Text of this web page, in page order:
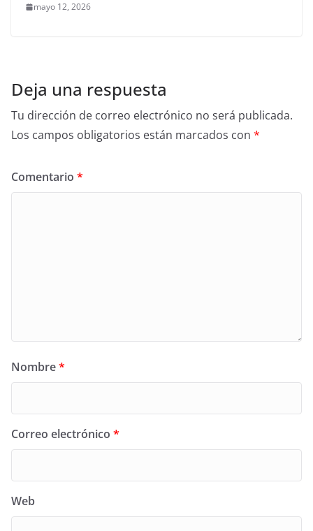
mayo 12, 2026
Deja una respuesta
Tu dirección de correo electrónico no será publicada.
Los campos obligatorios están marcados con *
Comentario *
Nombre*
Correo electrónico *
Web